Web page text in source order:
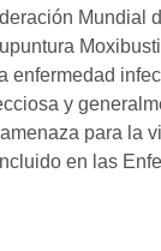
Mundial
enfermedad
y
para la
en las